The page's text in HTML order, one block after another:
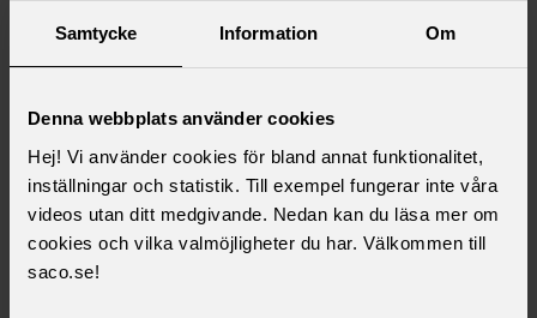
Samtycke Information Om
Denna webbplats använder cookies
Hej! Vi använder cookies för bland annat funktionalitet,
inställningar och statistik. Till exempel fungerar inte våra
videos utan ditt medgivande. Nedan kan du läsa mer om
cookies och vilka valmöjligheter du har. Välkommen till
saco.se!
EU-valrörelsens mest städade debatt